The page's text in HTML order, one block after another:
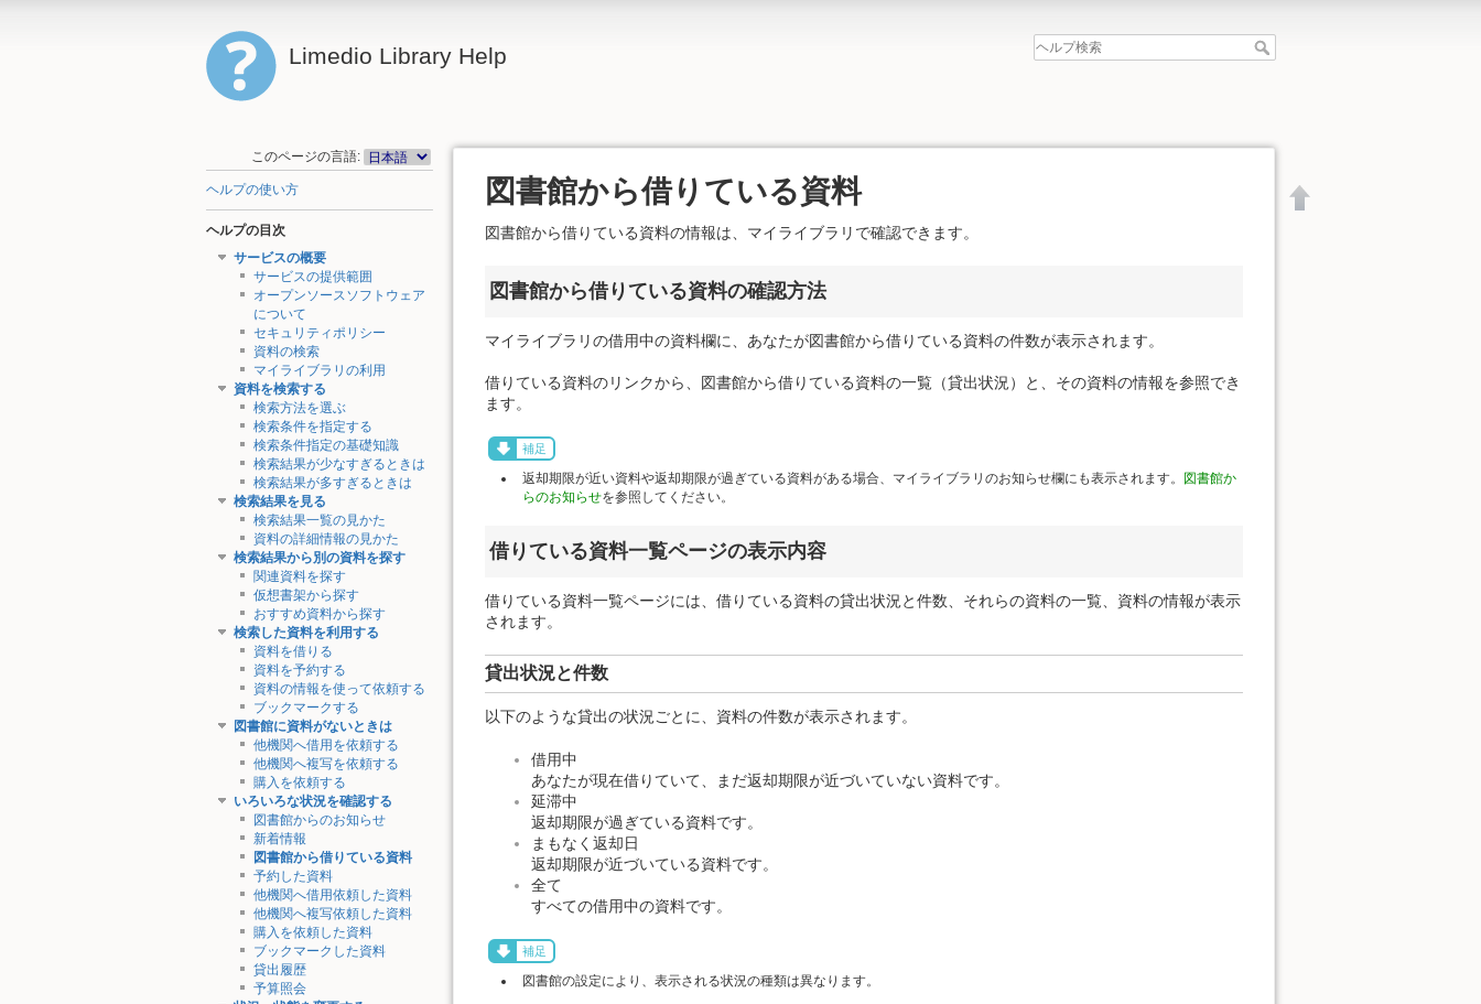
Limedio Library Help
このページの言語:
ヘルプの使い方
ヘルプの目次
サービスの概要
サービスの提供範囲
オープンソースソフトウェア
について
セキュリティポリシー
資料の検索
マイライブラリの利用
資料を検索する
検索方法を選ぶ
検索条件を指定する
検索条件指定の基礎知識
検索結果が少なすぎるときは
検索結果が多すぎるときは
検索結果を見る
検索結果一覧の見かた
資料の詳細情報の見かた
検索結果から別の資料を探す
関連資料を探す
仮想書架から探す
おすすめ資料から探す
検索した資料を利用する
資料を借りる
資料を予約する
資料の情報を使って依頼する
ブックマークする
図書館に資料がないときは
他機関へ借用を依頼する
他機関へ複写を依頼する
購入を依頼する
いろいろな状況を確認する
図書館からのお知らせ
新着情報
図書館から借りている資料
予約した資料
他機関へ借用依頼した資料
他機関へ複写依頼した資料
購入を依頼した資料
ブックマークした資料
貸出履歴
予算照会
図書館から借りている資料
図書館から借りている資料の情報は、マイライブラリで確認できます。
図書館から借りている資料の確認方法
マイライブラリの借用中の資料欄に、あなたが図書館から借りている資料の件数が表示されます。
借りている資料のリンクから、図書館から借りている資料の一覧（貸出状況）と、その資料の情報を参照でき
ます。
補足
返却期限が近い資料や返却期限が過ぎている資料がある場合、マイライブラリのお知らせ欄にも表示されます。 図書館か
らのお知らせを参照してください。
借りている資料一覧ページの表示内容
借りている資料一覧ページには、借りている資料の貸出状況と件数、それらの資料の一覧、資料の情報が表示
されます。
貸出状況と件数
以下のような貸出の状況ごとに、資料の件数が表示されます。
借用中
あなたが現在借りていて、まだ返却期限が近づいていない資料です。
延滞中
返却期限が過ぎている資料です。
まもなく返却日
返却期限が近づいている資料です。
全て
すべての借用中の資料です。
補足
図書館の設定により、表示される状況の種類は異なります。